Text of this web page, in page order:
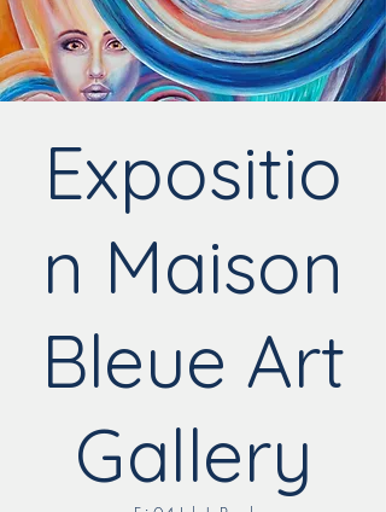
Expositio
n Maison
Bleue Art
Gallery